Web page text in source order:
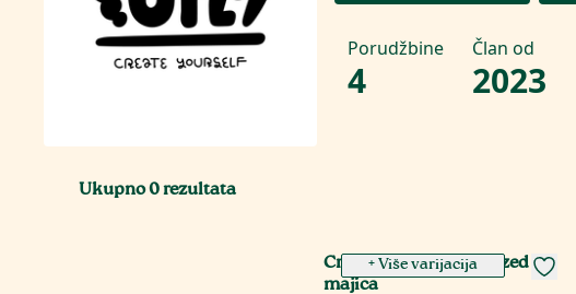
Porudžbine
4
Član od
2023
Ukupno0rezultata
+ Više varijacija
Create Yourself, oversized
majica